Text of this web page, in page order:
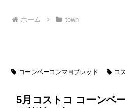
ホーム town
コーンベーコンマヨブレッド コ
5月コストコ コーンベ